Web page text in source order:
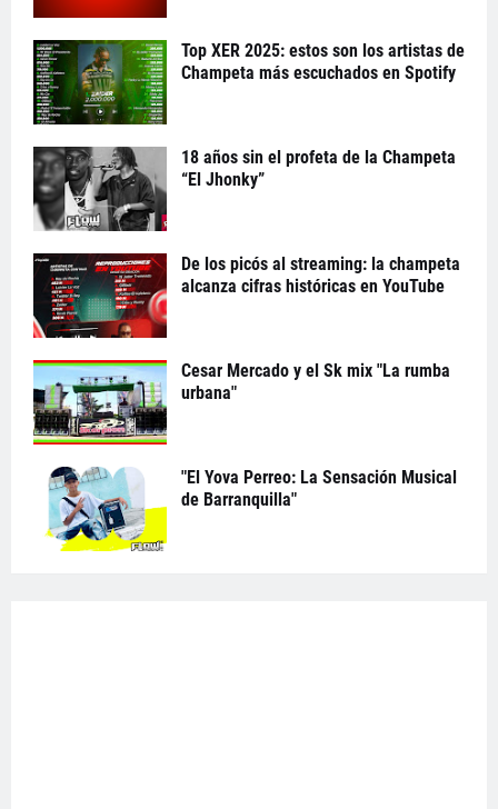
Top XER 2025: estos son los artistas de
Champeta más escuchados en Spotify
18 años sin el profeta de la Champeta
“El Jhonky”
De los picós al streaming: la champeta
alcanza cifras históricas en YouTube
Cesar Mercado y el Sk mix "La rumba
urbana"
"El Yova Perreo: La Sensación Musical
de Barranquilla"